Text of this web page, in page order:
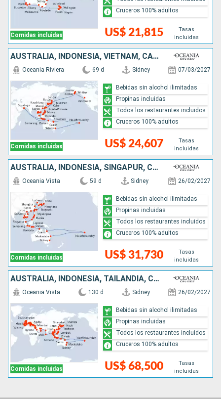
Comidas incluidas US$ 21,815
Tasas
incluidas
Cruceros 100% adultos
AUSTRALIA, INDONESIA, VIETNAM, CAMBOYA, TAILANDIA, SINGAPUR, BRUNEI, MALASIA, FILIPINAS, TAIWÁN, CHINA, COREA DEL SUR, JAPÓN, ESTADOS UNIDOS, CANADÁ
Comidas incluidas
Oceania Riviera 69 d Sidney 07/03/2027
US$ 24,607
Tasas
incluidas
Bebidas sin alcohol ilimitadas
Propinas incluidas
Todos los restaurantes incluidos
Cruceros 100% adultos
AUSTRALIA, INDONESIA, SINGAPUR, CAMBOYA, TAILANDIA, VIETNAM, CHINA, COREA DEL SUR, JAPÓN, TAIWÁN, FILIPINAS, MALASIA
Comidas incluidas
Oceania Vista 59 d Sidney 26/02/2027
US$ 31,730
Tasas
incluidas
Bebidas sin alcohol ilimitadas
Propinas incluidas
Todos los restaurantes incluidos
Cruceros 100% adultos
AUSTRALIA, INDONESIA, TAILANDIA, CAMBOYA, VIETNAM, CHINA, COREA DEL SUR, JAPÓN, TAIWÁN, FILIPINAS, SINGAPUR, MALASIA, SRI LANKA, MALDIVAS, INDIA, EMIRATOS ÁRABES UNIDOS, QATAR, OMAN, ARABIA SAUDÍ, EGI
Comidas incluidas
Oceania Vista 130 d Sidney 26/02/2027
US$ 68,500
Tasas
incluidas
Bebidas sin alcohol ilimitadas
Propinas incluidas
Todos los restaurantes incluidos
Cruceros 100% adultos